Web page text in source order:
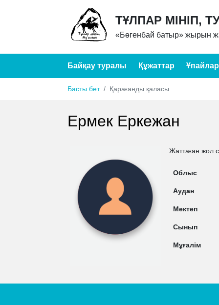
ТҰЛПАР МІНІП,
«Бөгенбай батыр» жырын
Байқау туралы Құжаттар Ұпайлар
Басты бет Қарағанды қаласы
Ермек Еркежан
Жаттаған жол
Облыс
Аудан
Мектеп
Сынып
Мұғалім